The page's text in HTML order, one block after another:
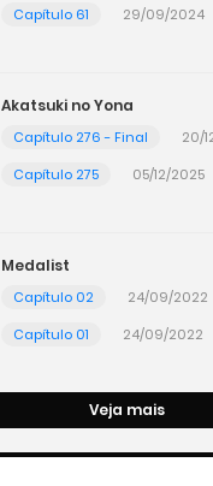
Capítulo 61
29/09/2024
Akatsuki no Yona
Capítulo 276 - Final
20/
Capítulo 275
05/12/2025
Medalist
Capítulo 02
24/09/2022
Capítulo 01
24/09/2022
Veja mais